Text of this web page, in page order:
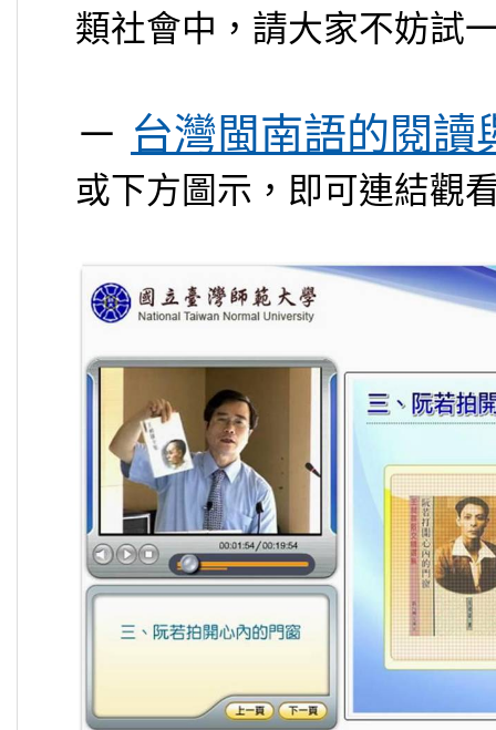
類社會中，請大家不妨試
－ 台灣閩南語的閱讀
或下方圖示，即可連結觀